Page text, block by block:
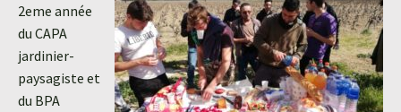
2eme année
du CAPA
jardinier-
paysagiste et
du BPA